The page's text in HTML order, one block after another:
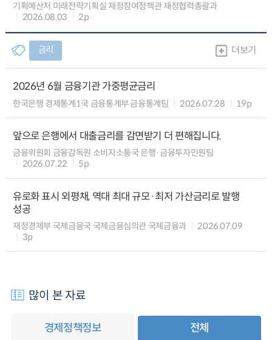
기획예산처 미래전략기획실 재정참여정책관 재정협력총괄과
2026.08.03
2p
금리 더보기
2026년 6월 금융기관 가중평균금리
한국은행 경제통계1국 금융통계부 금융통계팀 2026.07.28 19p
앞으로 은행에서 대출금리를 감면받기 더 편해집니다.
금융위원회 금융감독원 소비자소통국 은행·금융투자민원팀
2026.07.22
5p
유로화 표시 외평채, 역대 최대 규모·최저 가산금리로 발행
성공
재정경제부 국제금융국 국제금융심의관 국제금융과
2026.07.09
3p
많이 본 자료
경제정책정보 전체